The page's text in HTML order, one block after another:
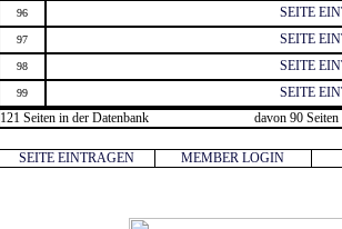
96 SEITE
97 SEITE
98 SEITE
99
SEITE
121 Seiten in der Datenbank
davon 90
SEITE EINTRAGEN MEMBER LOGIN